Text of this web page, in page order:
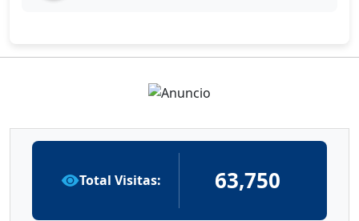
Total Visitas: 63,750